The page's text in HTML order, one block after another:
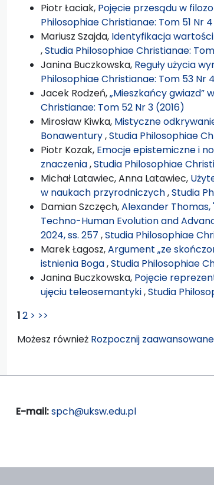
Piotr Łaciak, Pojęcie przesądu w
Philosophiae Christianae: Tom 51 Nr
Mariusz Szajda, Identyfikacja
,Studia Philosophiae Christianae:
Janina Buczkowska, Reguły użycia
Philosophiae Christianae: Tom 53 Nr
Jacek Rodzeń,„Mieszkańcy gwiazd”
Christianae: Tom 52 Nr 3 (2016)
Mirosław Kiwka, Mistyczne
Bonawentury,Studia Philosophiae
Piotr Kozak, Emocje epistemiczne i
znaczenia,Studia Philosophiae
Michał Latawiec, Anna Latawiec,
w naukach przyrodniczych,Studia
Damian Szczęch,Alexander Thomas,
Techno-Human Evolution and
2024, ss. 257 ,Studia Philosophiae
Marek Łagosz,Argument „ze
istnienia Boga,Studia Philosophiae
Janina Buczkowska, Pojęcie
ujęciu teleosemantyki,Studia
12 > >>
Możesz również Rozpocznij
E-mail:spch@uksw.edu.pl